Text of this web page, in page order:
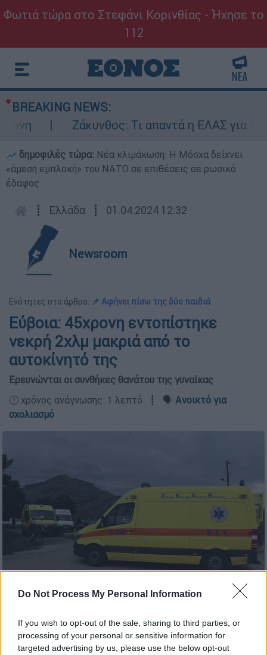
Do Not Process My Personal Information
If you wish to opt-out of the sale, sharing to third parties, or
processing of your personal or sensitive information for
targeted advertising by us, please use the below opt-out
Φωτιά τώρα στο Στεφάνι Κορινθίας - Ήχησε το
112
BREAKING NEWS:
Ζάκυνθος: Τι απαντά η ΕΛΑΣ για
δημοφιλές τώρα: Νέα κλιμάκωση: Η Μόσχα δείχνει
«άμεση εμπλοκή» του ΝΑΤΟ σε επιθέσεις σε ρωσικό
έδαφος
┋ Ελλάδα ┋ 01.04.2024 12:32
Newsroom
Ενότητες στο άρθρο: 📌 Αφήνει πίσω της δύο παιδιά
Εύβοια: 45χρονη εντοπίστηκε
νεκρή 2χλμ μακριά από το
αυτοκίνητό της
Ερευνώνται οι συνθήκες θανάτου της γυναίκας
🕛 χρόνος ανάγνωσης: 1 λεπτό ┋ 🗣️ Ανοικτό για
σχολιασμό
Ασθενοφόρο - ΕΚΑΒ (φώτο αρχείου - Eurokinissi)
Προσθέστε το ΕΘΝΟΣ στη Google